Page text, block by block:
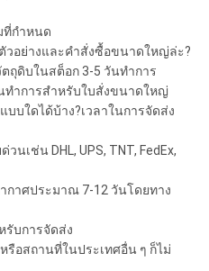
ที่กำหนด
วอย่างและคำสั่งซื้อขนาดใหญ่ล่ะ?
ตถุดิบในสต็อก 3-5 วันทำการ
ทำการสำหรับใบสั่งขนาดใหญ่
บบใดได้บ้าง?เวลาในการจัดส่ง
นเช่น DHL, UPS, TNT, FedEx,
าศประมาณ 7-12 วันโดยทาง
รับการจัดส่ง
รือสถานที่ในประเทศอื่น ๆ ก็ไม่